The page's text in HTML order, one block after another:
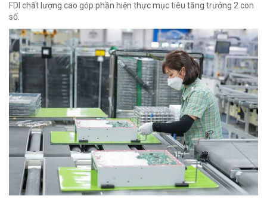
FDI chất lượng cao góp phần hiện thực mục tiêu tăng trưởng 2 con
số.